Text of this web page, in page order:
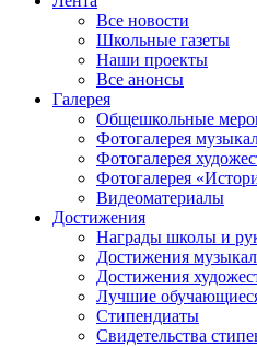
Все новости
Школьные газеты
Наши проекты
Все анонсы
Галерея
Общешкольные
Фотогалерея
Фотогалерея
Фотогалерея
Видеоматериалы
Достижения
Награды школы и
Достижения
Достижения
Лучшие
Стипендиаты
Свидетельства